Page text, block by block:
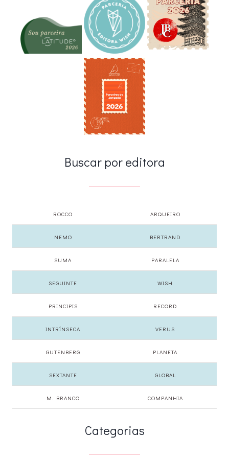
Buscar por editora
ROCCO ARQUEIRO
NEMO BERTRAND
SUMA PARALELA
SEGUINTE WISH
PRINCIPIS RECORD
INTRÍNSECA VERUS
GUTENBERG PLANETA
SEXTANTE GLOBAL
M. BRANCO COMPANHIA
Categorias